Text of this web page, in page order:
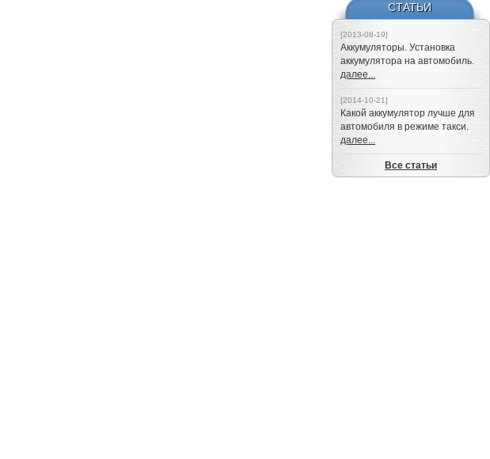
СТАТЬИ
[2013-08-19]
Аккумуляторы. Установка
аккумулятора на автомобиль.
далее...
[2014-10-21]
Какой аккумулятор лучше для
автомобиля в режиме такси.
далее...
Все статьи